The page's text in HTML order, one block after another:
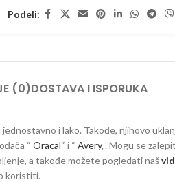
Podeli:
(0)DOSTAVA I ISPORUKA
i lako. Takođe, njihovo
“ Oracal“ i “ Avery„. Mogu se
a takođe možete pogledati naš
koristiti.